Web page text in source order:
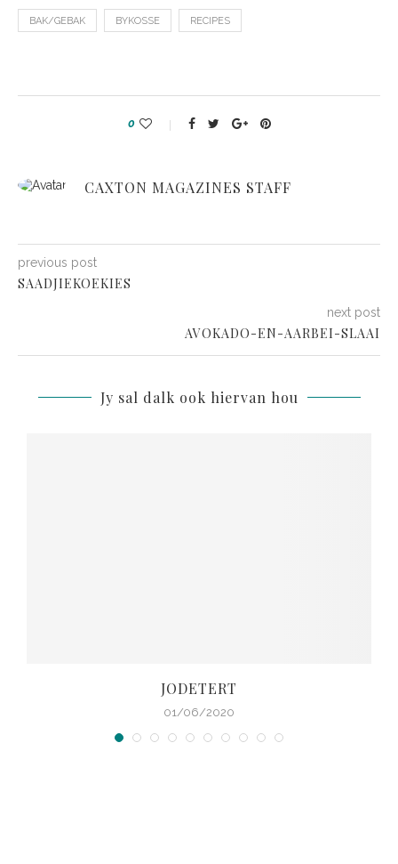
BAK/GEBAK BYKOSSE RECIPES
0
CAXTON MAGAZINES STAFF
previous post
SAADJIEKOEKIES
next post
AVOKADO-EN-AARBEI-SLAAI
Jy sal dalk ook hiervan hou
JODETERT
01/06/2020